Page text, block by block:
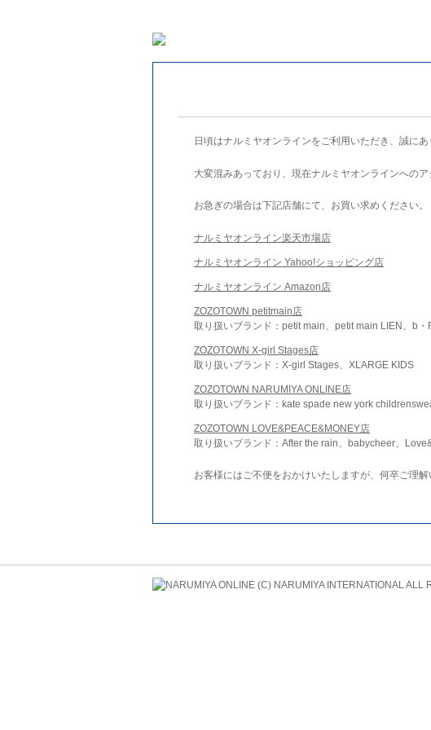
日頃はナルミヤオンラインをご利用いただき、誠にあ
大変混みあっており、現在ナルミヤオンラインへの
お急ぎの場合は下記店舗にて、お買い求めください。
ナルミヤオンライン楽天市場店
ナルミヤオンライン Yahoo!ショッピング店
ナルミヤオンライン Amazon店
ZOZOTOWN petitmain店
取り扱いブランド：petit main、petit main LIEN、b・
ZOZOTOWN X-girl Stages店
取り扱いブランド：X-girl Stages、XLARGE KIDS
ZOZOTOWN NARUMIYA ONLINE店
取り扱いブランド：kate spade new york
ZOZOTOWN LOVE&PEACE&MONEY店
取り扱いブランド：After the rain、babycheer、
お客様にはご不便をおかけいたしますが、何卒ご理